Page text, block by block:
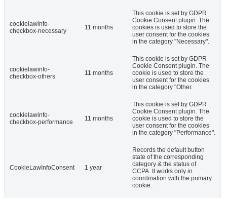
cookielawinfo-
checkbox-necessary
11 months
This cookie is set by GDPR
Cookie Consent plugin. The
cookies is used to store the
user consent for the cookies
in the category "Necessary".
cookielawinfo-
checkbox-others
11 months
This cookie is set by GDPR
Cookie Consent plugin. The
cookie is used to store the
user consent for the cookies
in the category "Other.
cookielawinfo-
checkbox-performance
11 months
This cookie is set by GDPR
Cookie Consent plugin. The
cookie is used to store the
user consent for the cookies
in the category "Performance".
CookieLawInfoConsent 1 year
Records the default button
state of the corresponding
category & the status of
CCPA. It works only in
coordination with the primary
cookie.